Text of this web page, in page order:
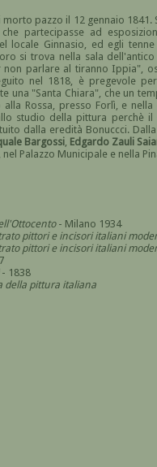
pazzo il 12 gennaio 1841.
partecipasse ad
locale Ginnasio, ed egli
si trova nella sala
non parlare al tiranno Ippia",
nel 1818, è pregevole
una "Santa Chiara", che un
Rossa, presso Forlì, e
studio della pittura perchè il
dalla eredità Bonuccci.
Bargossi Edgardo Zauli
Palazzo Municipale e nella
- Milano 1934
pittori e incisori italiani
pittori e incisori italiani
- 1838
della pittura italiana